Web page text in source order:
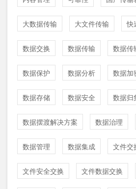
大数据传输 大文件传输 快
数据交换 数据传输 数据传
数据保护 数据分析 数据加
数据存储 数据安全 数据归
数据摆渡解决方案 数据治理
数据管理 数据集成 文件交
文件安全交换 文件数据交换